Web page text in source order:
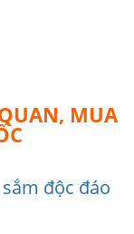
MUA
độc đáo